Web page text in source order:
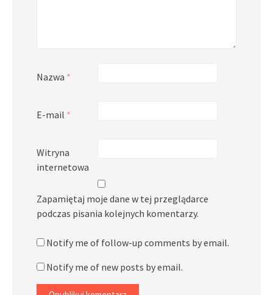
Nazwa *
E-mail *
Witryna
internetowa
Zapamiętaj moje dane w tej przeglądarce
podczas pisania kolejnych komentarzy.
Notify me of follow-up comments by email.
Notify me of new posts by email.